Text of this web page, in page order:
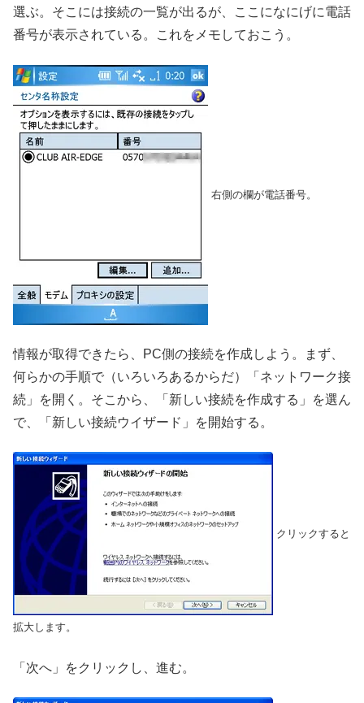
選ぶ。そこには接続の一覧が出るが、ここになにげに電話
番号が表示されている。これをメモしておこう。
右側の欄が電話番号。
情報が取得できたら、PC側の接続を作成しよう。まず、
何らかの手順で（いろいろあるからだ）「ネットワーク接
続」を開く。そこから、「新しい接続を作成する」を選ん
で、「新しい接続ウイザード」を開始する。
クリックすると
拡大します。
「次へ」をクリックし、進む。